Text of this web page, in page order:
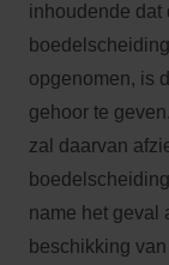
inhoudende dat
opgenomen, is
gehoor te
zal daarvan
name het geval
beschikking